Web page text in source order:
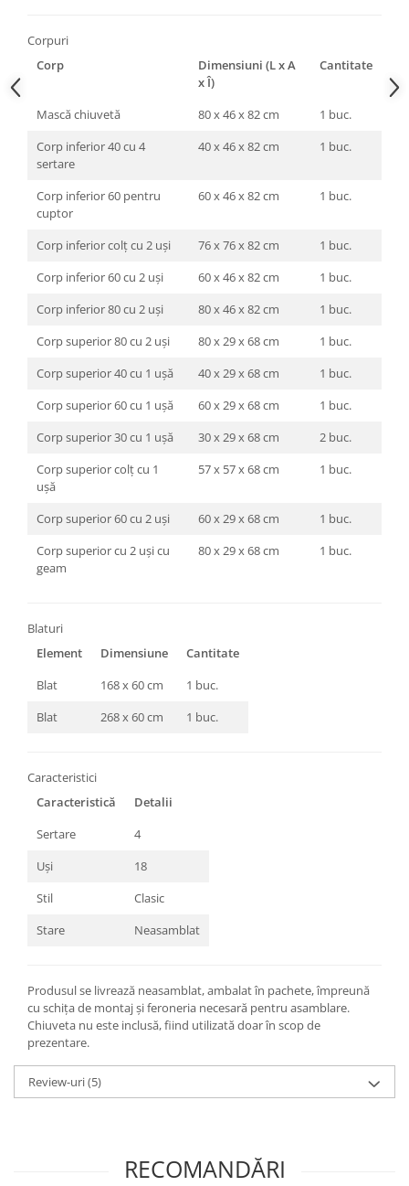
Corpuri
Corp
Dimensiuni (L x A
x Î)
Cantitate
Mască chiuvetă 80 x 46 x 82 cm
1 buc.
Corp inferior 40 cu 4
sertare
40 x 46 x 82 cm 1 buc.
Corp inferior 60 pentru
cuptor
60 x 46 x 82 cm 1 buc.
Corp inferior colț cu 2 uși 76 x 76 x 82 cm
1 buc.
Corp inferior 60 cu 2 uși
60 x 46 x 82 cm
1 buc.
Corp inferior 80 cu 2 uși
80 x 46 x 82 cm
1 buc.
Corp superior 80 cu 2 uși
80 x 29 x 68 cm
1 buc.
Corp superior 40 cu 1 ușă
40 x 29 x 68 cm
1 buc.
Corp superior 60 cu 1 ușă
60 x 29 x 68 cm
1 buc.
Corp superior 30 cu 1 ușă
30 x 29 x 68 cm
2 buc.
Corp superior colț cu 1
ușă
57 x 57 x 68 cm 1 buc.
Corp superior 60 cu 2 uși 60 x 29 x 68 cm
1 buc.
Corp superior cu 2 uși cu
geam
80 x 29 x 68 cm 1 buc.
Blaturi
Element
Dimensiune
Cantitate
Blat
168 x 60 cm
1 buc.
Blat
268 x 60 cm 1 buc.
Caracteristici
Caracteristică
Detalii
Sertare
4
Uși
18
Stil
Clasic
Stare
Neasamblat
Produsul se livrează neasamblat, ambalat în pachete, împreună
cu schița de montaj și feroneria necesară pentru asamblare.
Chiuveta nu este inclusă, fiind utilizată doar în scop de
prezentare.
Review-uri(5)
RECOMANDĂRI